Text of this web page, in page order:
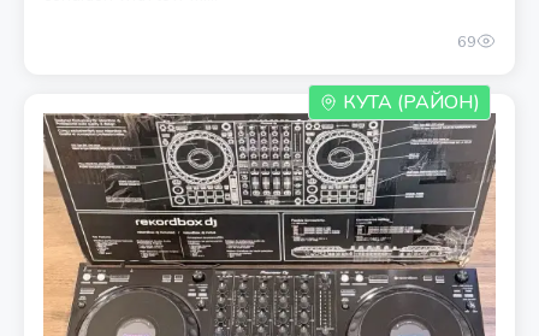
69
КУТА (РАЙОН)